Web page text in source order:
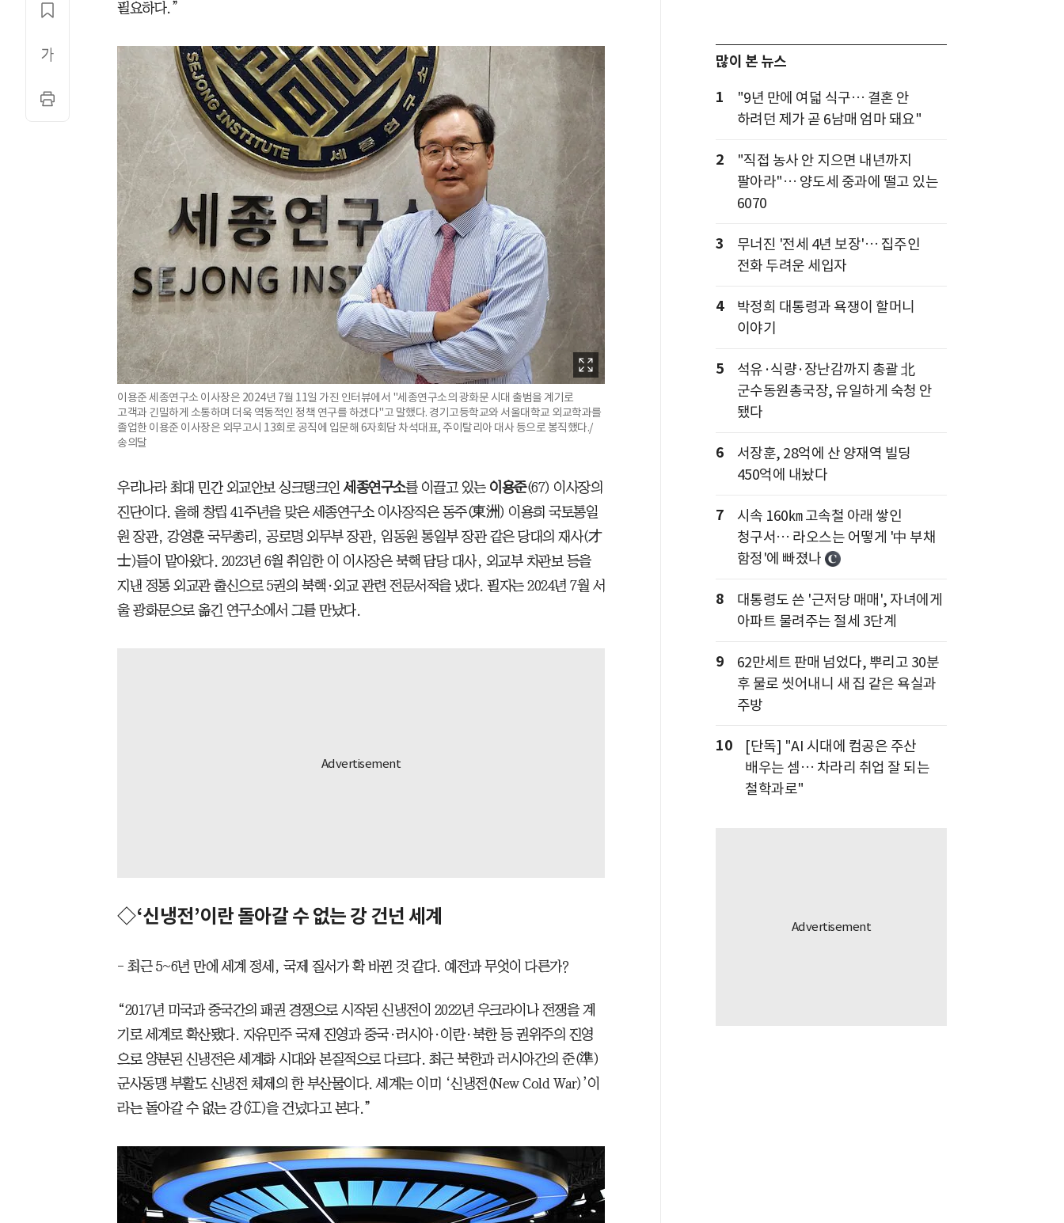
필요하다.”
이용준 세종연구소 이사장은 2024년 7월 11일 가진 인터뷰에서 "세종연구소의 광화문 시대 출범을 계기로
고객과 긴밀하게 소통하며 더욱 역동적인 정책 연구를 하겠다"고 말했다. 경기고등학교와 서울대학교 외교학과를
졸업한 이용준 이사장은 외무고시 13회로 공직에 입문해 6자회담 차석대표, 주이탈리아 대사 등으로 봉직했다./
송의달
우리나라 최대 민간 외교안보 싱크탱크인세종연구소를 이끌고 있는 이용준(67) 이사장의
진단이다. 올해 창립 41주년을 맞은 세종연구소 이사장직은 동주(東洲) 이용희 국토통일
원 장관, 강영훈 국무총리, 공로명 외무부 장관, 임동원 통일부 장관 같은 당대의 재사(才
士)들이 맡아왔다. 2023년 6월 취임한 이 이사장은 북핵 담당 대사, 외교부 차관보 등을
지낸 정통 외교관 출신으로 5권의 북핵·외교 관련 전문서적을 냈다. 필자는 2024년 7월 서
울 광화문으로 옮긴 연구소에서 그를 만났다.
◇‘신냉전’이란 돌아갈 수 없는 강 건넌 세계
- 최근 5~6년 만에 세계 정세, 국제 질서가 확 바뀐 것 같다. 예전과 무엇이 다른가?
“2017년 미국과 중국간의 패권 경쟁으로 시작된 신냉전이 2022년 우크라이나 전쟁을 계
기로 세계로 확산됐다. 자유민주 국제 진영과 중국·러시아·이란·북한 등 권위주의 진영
으로 양분된 신냉전은 세계화 시대와 본질적으로 다르다. 최근 북한과 러시아간의 준(準)
군사동맹 부활도 신냉전 체제의 한 부산물이다. 세계는 이미 ‘신냉전(New Cold War)’이
라는 돌아갈 수 없는 강(江)을 건넜다고 본다.”
많이 본 뉴스
1
"9년 만에 여덟 식구… 결혼 안
하려던 제가 곧 6남매 엄마 돼요"
2
"직접 농사 안 지으면 내년까지
팔아라"… 양도세 중과에 떨고 있는
6070
3
무너진 '전세 4년 보장'… 집주인
전화 두려운 세입자
4
박정희 대통령과 욕쟁이 할머니
이야기
5
석유·식량·장난감까지 총괄 北
군수동원총국장, 유일하게 숙청 안
됐다
6
서장훈, 28억에 산 양재역 빌딩
450억에 내놨다
7
시속 160㎞ 고속철 아래 쌓인
청구서… 라오스는 어떻게 '中 부채
함정'에 빠졌나
8
대통령도 쓴 '근저당 매매', 자녀에게
아파트 물려주는 절세 3단계
9
62만세트 판매 넘었다, 뿌리고 30분
후 물로 씻어내니 새 집 같은 욕실과
주방
10
[단독] "AI 시대에 컴공은 주산
배우는 셈… 차라리 취업 잘 되는
철학과로"